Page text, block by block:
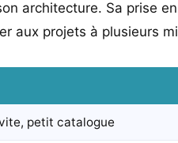
architecture. Sa prise
aux projets à plusieurs
petit catalogue